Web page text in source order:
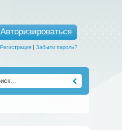
Авторизироваться
Регистрация| Забыли пароль?